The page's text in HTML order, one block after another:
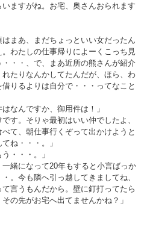
いますがね。お宅、奥さんおられます
はまあ、まだちょっといい女だったん
わたしの仕事帰りによーくこっち見
・・、で、まあ近所の熊さんが紹介
たりなんかしてたんだが、ほら、わ
りるよりは自分で・・・ってなこと
なんですか、御用件は！」
す。そりゃ最初はいい仲でしたよ、
て、朝仕事行くぞって出かけようと
ね・・・。」
・・・。」
一緒になって20年もすると小言ばっか
。今も隣へ引っ越してきましてね、
言うもんだから。壁に釘打ってたら
の先がお宅へ出てませんかね？」